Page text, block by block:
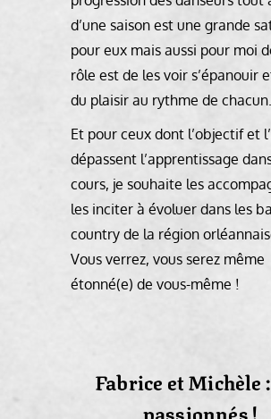
d’une saison est une grande
pour eux mais aussi pour moi
rôle est de les voir s’épanouir
du plaisir au rythme de chacun.
Et pour ceux dont l’objectif et
dépassent l’apprentissage
cours, je souhaite les
les inciter à évoluer dans les
country de la région
Vous verrez, vous serez même
étonné(e) de vous-même !
Fabrice et Michèle
passionnés !